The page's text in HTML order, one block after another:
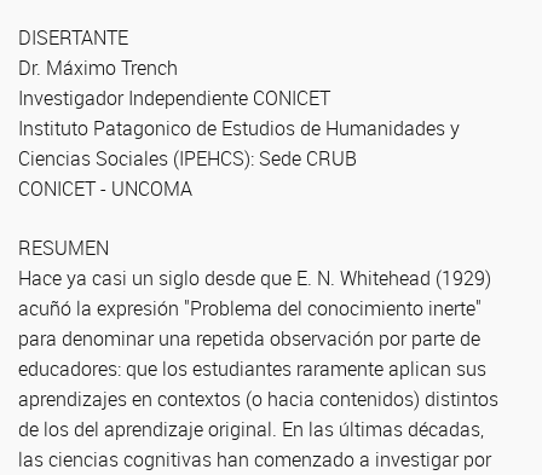
DISERTANTE
Dr. Máximo Trench
Investigador Independiente CONICET
Instituto Patagonico de Estudios de Humanidades y
Ciencias Sociales (IPEHCS): Sede CRUB
CONICET - UNCOMA
RESUMEN
Hace ya casi un siglo desde que E. N. Whitehead (1929)
acuñó la expresión "Problema del conocimiento inerte"
para denominar una repetida observación por parte de
educadores: que los estudiantes raramente aplican sus
aprendizajes en contextos (o hacia contenidos) distintos
de los del aprendizaje original. En las últimas décadas,
las ciencias cognitivas han comenzado a investigar por